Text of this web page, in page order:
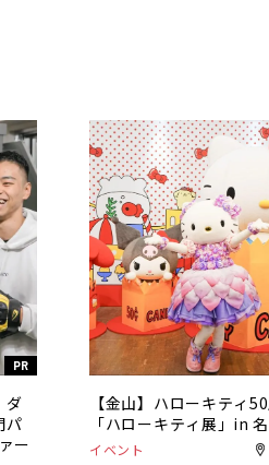
PR
ダ
パ
ー
【金山】ハローキティ
「ハローキティ展」in
イベント